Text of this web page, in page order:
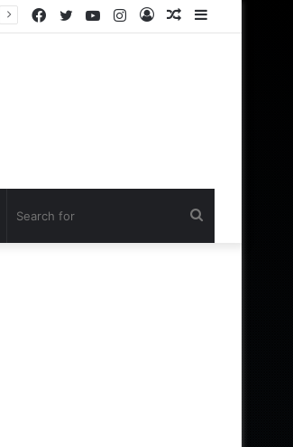
Sidebar
Random
Log
Instagram
YouTube
Twitter
Facebook